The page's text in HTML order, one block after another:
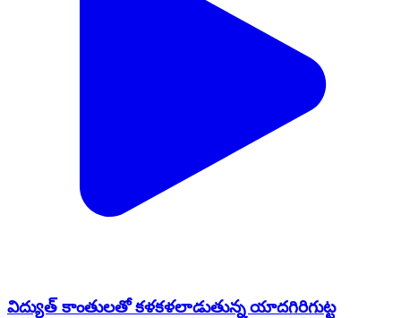
విద్యుత్ కాంతులతో కళకళలాడుతున్న యాదగిరిగుట్ట